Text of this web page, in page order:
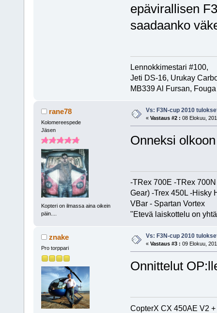
epävirallisen
saadaanko
Lennokkimestari #100,
Jeti DS-16, Urukay
MB339 Al Fursan,
rane78
Kolomereespede
Jäsen
Kopteri on ilmassa aina oikein
päin....
Vs: F3N-cup 2010
« Vastaus #2 : 08 Elokuu,
Onneksi
-TRex 700E -TRex
Gear) -Trex 450L -Hisky
VBar - Spartan Vortex
"Etevä laiskottelu on
znake
Pro torppari
Vs: F3N-cup 2010
« Vastaus #3 : 09 Elokuu,
Onnittelut
CopterX CX 450AE V2